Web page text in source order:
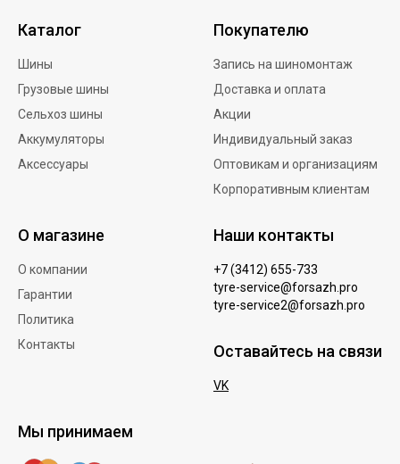
Каталог
Шины
Грузовые шины
Сельхоз шины
Аккумуляторы
Аксессуары
Покупателю
Запись на шиномонтаж
Доставка и оплата
Акции
Индивидуальный заказ
Оптовикам и организациям
Корпоративным клиентам
О магазине
О компании
Гарантии
Политика
Контакты
Наши контакты
+7 (3412) 655-733
tyre-service@forsazh.pro
tyre-service2@forsazh.pro
Оставайтесь на связи
VK
Мы принимаем